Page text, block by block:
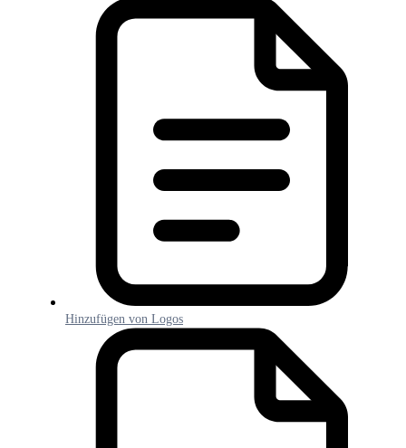
Hinzufügen von Logos